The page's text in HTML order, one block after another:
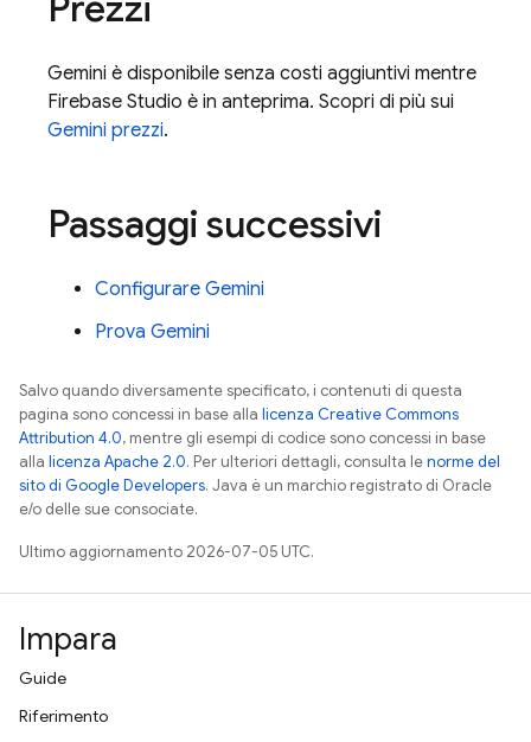
Gemini è disponibile senza costi aggiuntivi mentre
Firebase Studio è in anteprima. Scopri di più sui
Gemini prezzi.
Passaggi successivi
Configurare Gemini
Prova Gemini
Salvo quando diversamente specificato, i contenuti di questa
pagina sono concessi in base alla licenza Creative Commons
Attribution 4.0, mentre gli esempi di codice sono concessi in base
alla licenza Apache 2.0. Per ulteriori dettagli, consulta lenorme del
sito di Google Developers. Java è un marchio registrato di Oracle
e/o delle sue consociate.
Ultimo aggiornamento 2026-07-05 UTC.
Impara
Guide
Riferimento